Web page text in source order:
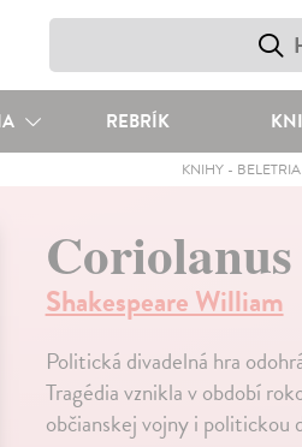
REBRÍK
KNIHY- BELETRIA
Coriolanus
Shakespeare William
Politická divadelná hra
Tragédia vznikla v období
občianskej vojny i politickou